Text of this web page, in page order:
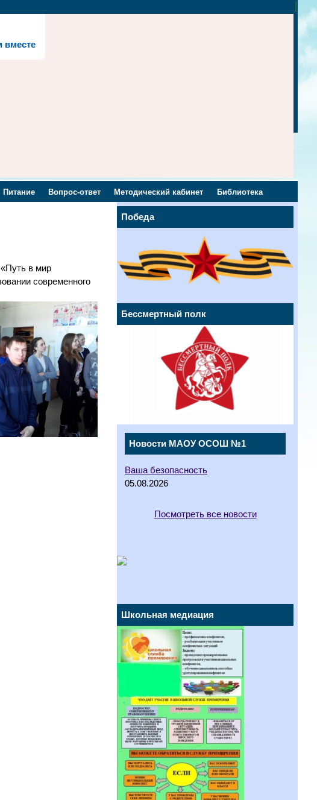
вместе
Питание Вопрос-ответ Методический кабинет Библиотека
Победа
Бессмертный полк
Новости МАОУ ОСОШ №1
Ваша безопасность
05.08.2026
Посмотреть все новости
Школьная медиация
в мир
современного